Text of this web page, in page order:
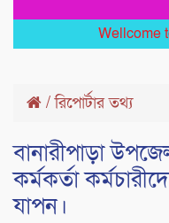
Wellcome to our
/রিপোর্টার তথ্য
বানারীপাড়া
কর্মকর্তা
যাপন।